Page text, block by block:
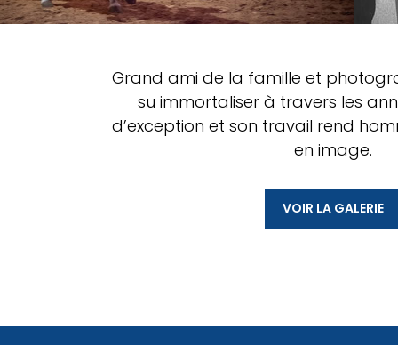
Grand ami de la famille et
su immortaliser à travers les
d’exception et son travail rend
en image.
VOIR LA GALERIE